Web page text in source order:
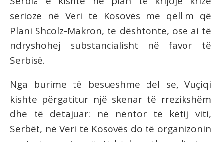
serioze në Veri të Kosovës me qëllim që
Plani Shcolz-Makron, te dështonte, ose ai të
ndryshohej substancialisht në favor të
Serbisë.
Nga burime të besueshme del se, Vuçiqi
kishte përgatitur një skenar të rrezikshëm
dhe të detajuar: në nëntor të këtij viti,
Serbët, në Veri të Kosovës do të organizonin